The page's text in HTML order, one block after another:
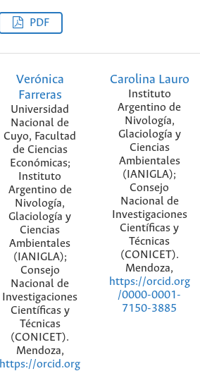
PDF
Verónica
Farreras
Universidad
Nacional de
Cuyo, Facultad
de Ciencias
Económicas;
Instituto
Argentino de
Nivología,
Glaciología y
Ciencias
Ambientales
(IANIGLA);
Consejo
Nacional de
Investigaciones
Científicas y
Técnicas
(CONICET).
Mendoza,
https://orcid.org
Carolina Lauro
Instituto
Argentino de
Nivología,
Glaciología y
Ciencias
Ambientales
(IANIGLA);
Consejo
Nacional de
Investigaciones
Científicas y
Técnicas
(CONICET).
Mendoza,
https://orcid.org
/0000-0001-
7150-3885